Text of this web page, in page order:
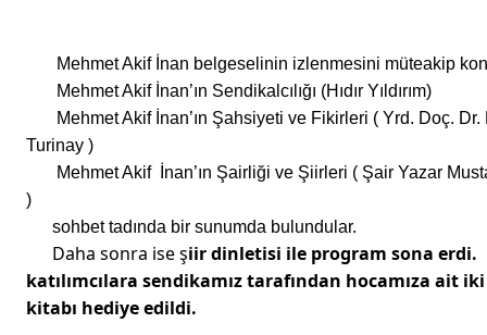
Mehmet Akif İnan belgeselinin izlenmesini müteakip
Mehmet Akif İnan’ın Sendikalcılığı (Hıdır Yıldırım)
Mehmet Akif İnan’ın Şahsiyeti ve Fikirleri ( Yrd. Doç. Dr.
Turinay )
Mehmet Akif İnan’ın Şairliği ve Şiirleri ( Şair Yazar
)
sohbet tadında bir sunumda bulundular.
Daha sonra ise şiir dinletisi ile program sona erdi.
katılımcılara sendikamız tarafından hocamıza ait
kitabı hediye edildi.